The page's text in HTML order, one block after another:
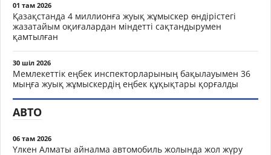
01 там 2026
Қазақстанда 4 миллионға жуық жұмыскер өндірістегі
жазатайым оқиғалардан міндетті сақтандырумен
қамтылған
30 шіл 2026
Мемлекеттік еңбек инспекторларының бақылауымен 36
мыңға жуық жұмыскердің еңбек құқықтары қорғалды
АВТО
06 там 2026
Үлкен Алматы айналма автомобиль жолында жол жүру